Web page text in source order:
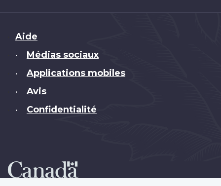
Brand
Aide
• Médias sociaux
• Applications mobiles
• Avis
• Confidentialité